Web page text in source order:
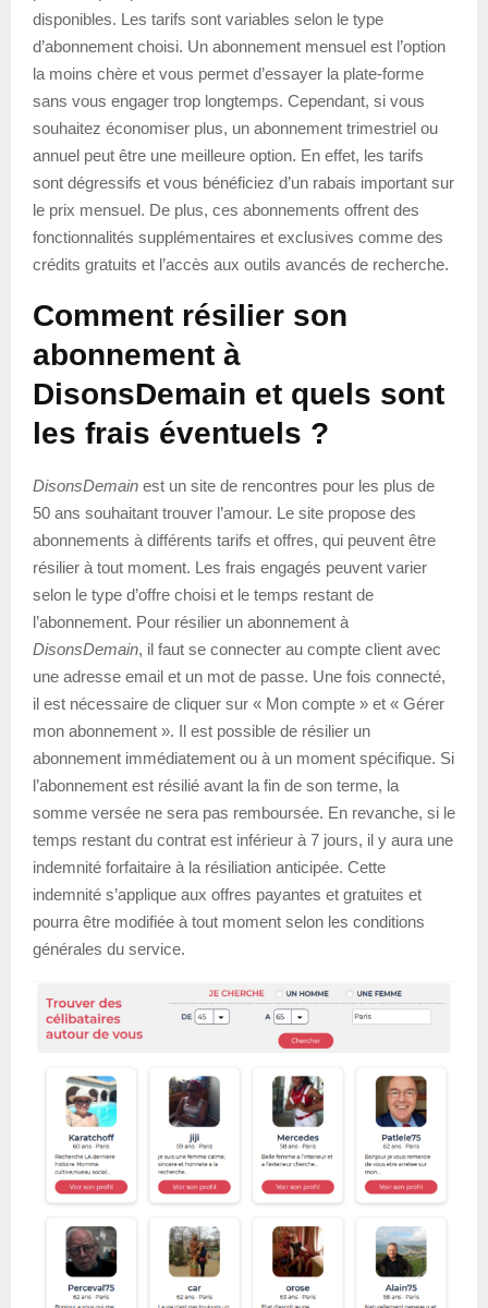
disponibles. Les tarifs sont variables selon le type
d’abonnement choisi. Un abonnement mensuel est l’option
la moins chère et vous permet d’essayer la plate-forme
sans vous engager trop longtemps. Cependant, si vous
souhaitez économiser plus, un abonnement trimestriel ou
annuel peut être une meilleure option. En effet, les tarifs
sont dégressifs et vous bénéficiez d’un rabais important sur
le prix mensuel. De plus, ces abonnements offrent des
fonctionnalités supplémentaires et exclusives comme des
crédits gratuits et l’accès aux outils avancés de recherche.
Comment résilier son
abonnement à
DisonsDemain et quels sont
les frais éventuels ?
DisonsDemain est un site de rencontres pour les plus de
50 ans souhaitant trouver l’amour. Le site propose des
abonnements à différents tarifs et offres, qui peuvent être
résilier à tout moment. Les frais engagés peuvent varier
selon le type d’offre choisi et le temps restant de
l’abonnement. Pour résilier un abonnement à
DisonsDemain, il faut se connecter au compte client avec
une adresse email et un mot de passe. Une fois connecté,
il est nécessaire de cliquer sur « Mon compte » et « Gérer
mon abonnement ». Il est possible de résilier un
abonnement immédiatement ou à un moment spécifique. Si
l’abonnement est résilié avant la fin de son terme, la
somme versée ne sera pas remboursée. En revanche, si le
temps restant du contrat est inférieur à 7 jours, il y aura une
indemnité forfaitaire à la résiliation anticipée. Cette
indemnité s’applique aux offres payantes et gratuites et
pourra être modifiée à tout moment selon les conditions
générales du service.